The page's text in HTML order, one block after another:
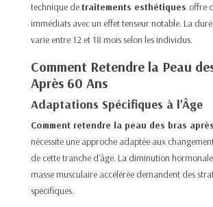
technique detraitements esthétiques offre
immédiats avec un effet tenseur notable. La
varie entre 12 et 18 mois selon les individus.
Comment Retendre la Peau
Après 60 Ans
Adaptations Spécifiques à l'Âge
Comment retendre la peau des bras
nécessite une approche adaptée aux
de cette tranche d'âge. La diminution
masse musculaire accélérée demandent des
spécifiques.